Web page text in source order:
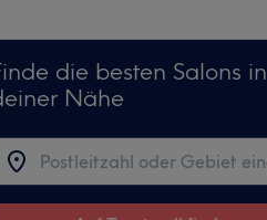
die besten Salons in
Nähe